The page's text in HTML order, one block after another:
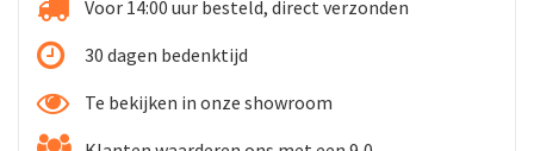
Voor 14:00 uur besteld, direct verzonden
30 dagen bedenktijd
Te bekijken in onze showroom